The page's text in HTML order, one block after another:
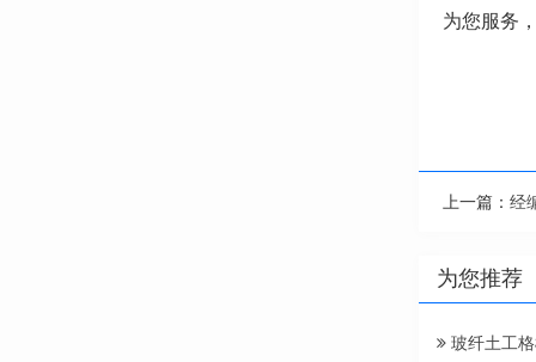
为您服务
上一篇： 经
为您推荐
玻纤土工格